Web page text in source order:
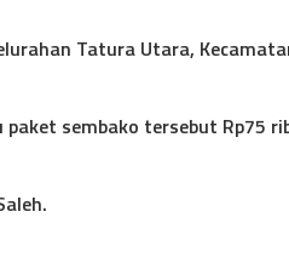
Tatura Utara,
sembako tersebut Rp75